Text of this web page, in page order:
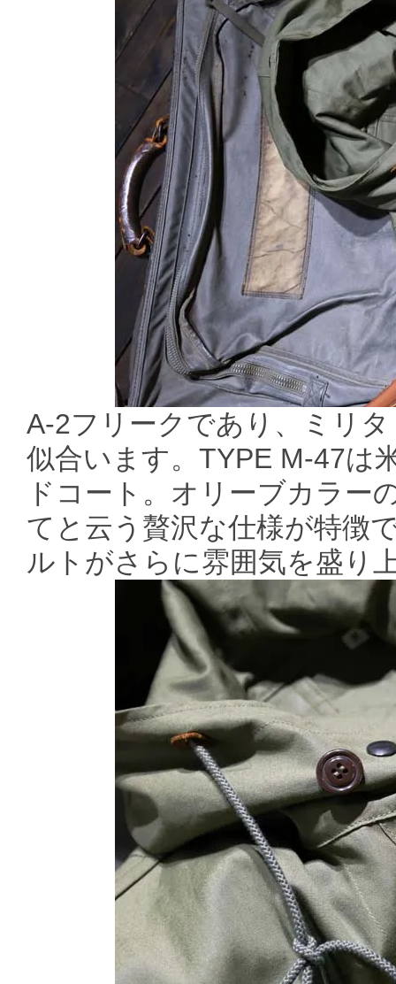
A-2フリークであり、ミリ
似合います。TYPE M-47は
ドコート。オリーブカラー
てと云う贅沢な仕様が特徴
ルトがさらに雰囲気を盛り